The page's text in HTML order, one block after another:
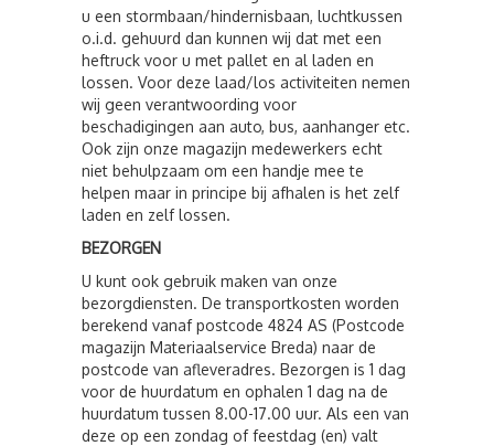
u een stormbaan/hindernisbaan, luchtkussen
o.i.d. gehuurd dan kunnen wij dat met een
heftruck voor u met pallet en al laden en
lossen. Voor deze laad/los activiteiten nemen
wij geen verantwoording voor
beschadigingen aan auto, bus, aanhanger etc.
Ook zijn onze magazijn medewerkers echt
niet behulpzaam om een handje mee te
helpen maar in principe bij afhalen is het zelf
laden en zelf lossen.
BEZORGEN
U kunt ook gebruik maken van onze
bezorgdiensten. De transportkosten worden
berekend vanaf postcode 4824 AS (Postcode
magazijn Materiaalservice Breda) naar de
postcode van afleveradres. Bezorgen is 1 dag
voor de huurdatum en ophalen 1 dag na de
huurdatum tussen 8.00-17.00 uur. Als een van
deze op een zondag of feestdag (en) valt